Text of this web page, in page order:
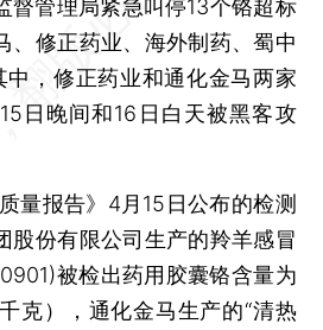
督管理局紧急叫停13个铬超标
、修正药业、海外制药、蜀中
，修正药业和通化金马两家
日晚间和16日白天被黑客攻
报告》4月15日公布的检测
股份有限公司生产的羚羊感冒
被检出药用胶囊铬含量为
克），通化金马生产的“清热